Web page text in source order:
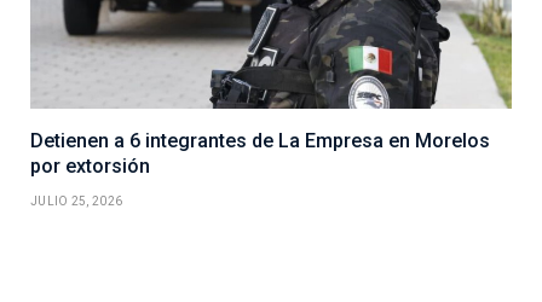
Detienen a 6 integrantes de La Empresa en Morelos
por extorsión
JULIO 25, 2026